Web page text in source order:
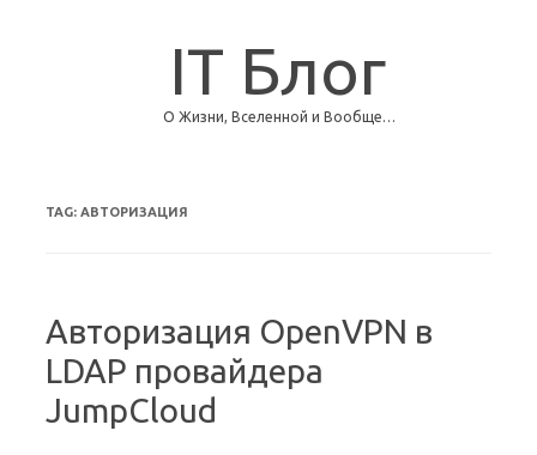
IT Блог
О Жизни, Вселенной и Вообще…
TAG: АВТОРИЗАЦИЯ
Авторизация OpenVPN в
LDAP провайдера
JumpCloud